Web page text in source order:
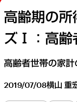
高齢期の所
ズⅠ：高齢
高齢者世帯の家計
2019/07/08横山 重